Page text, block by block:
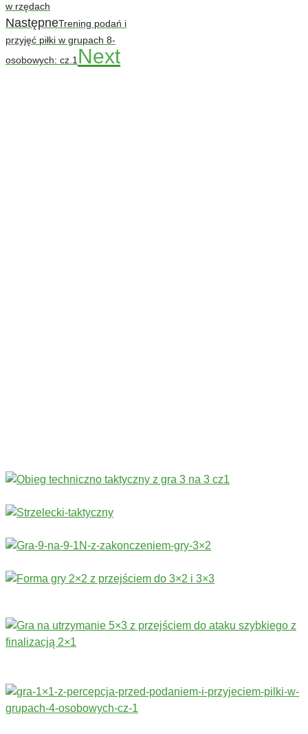
w rzędach
NastępneTrening podań i
przyjęć piłki w grupach 8-
osobowych: cz.1Next